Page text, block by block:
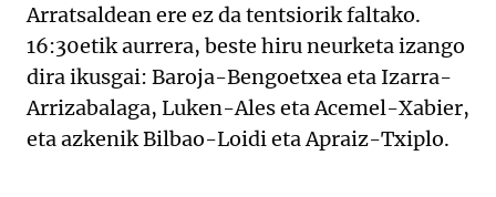
Arratsaldean ere ez da tentsiorik faltako.
16:30etik aurrera, beste hiru neurketa izango
dira ikusgai: Baroja-Bengoetxea eta Izarra-
Arrizabalaga, Luken-Ales eta Acemel-Xabier,
eta azkenik Bilbao-Loidi eta Apraiz-Txiplo.